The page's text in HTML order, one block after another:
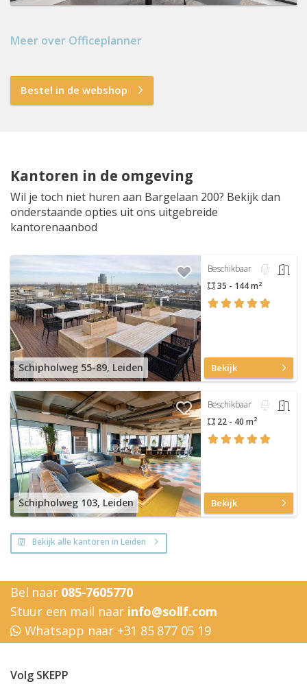
Meer over Officeplanner
Bestel in de webshop
Kantoren in de omgeving
Wil je toch niet huren aan Bargelaan 200? Bekijk dan
onderstaande opties uit ons uitgebreide
kantorenaanbod
Schipholweg 55-89, Leiden
Beschikbaar
35 - 144 m2
Bekijk
Schipholweg 103, Leiden
Beschikbaar
22 - 40 m2
Bekijk
Bekijk alle kantoren in Leiden
Bel naar 085-7605770
Stuur een mail naar info@sollf.com
Whatsapp naar +31 85 877 05 19
Volg SKEPP